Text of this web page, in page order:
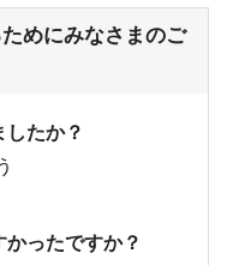
めにみなさまのご
したか？
ったですか？